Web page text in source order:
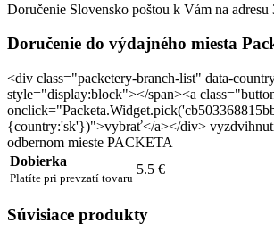
Doručenie Slovensko poštou k Vám na adresu
Doručenie do výdajného miesta
<div class="packetery-branch-list" data-
style="display:block"></span><a
{country:'sk'})">vybrať</a></div>
odbernom mieste PACKETA
Dobierka
Platíte pri prevzatí tovaru
5.5 €
Súvisiace produkty